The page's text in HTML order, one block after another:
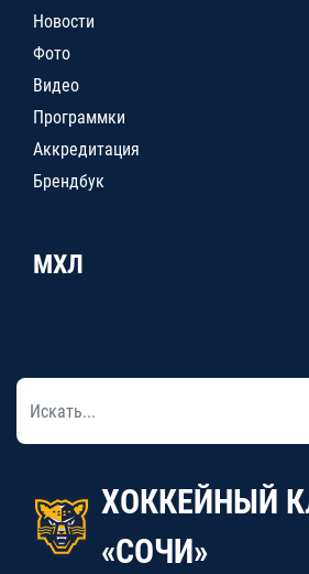
Новости
Фото
Видео
Программки
Аккредитация
Брендбук
МХЛ
ХОККЕЙНЫЙ
«СОЧИ»